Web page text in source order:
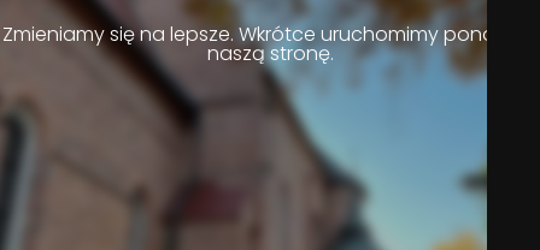
Zmieniamy się na lepsze. Wkrótce uruchomimy ponownie
naszą stronę.